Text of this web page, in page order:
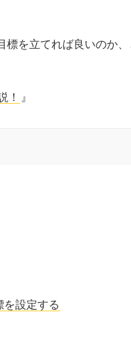
標を立てれば良いのか
！ 』
を設定する